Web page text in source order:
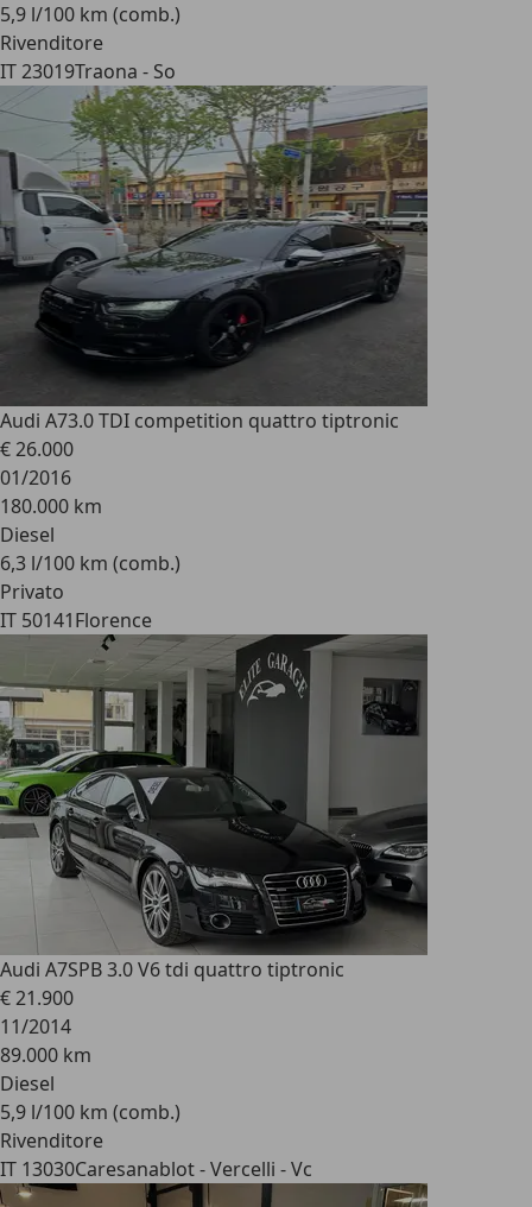
5,9 l/100 km (comb.)
Rivenditore
IT 23019Traona - So
Audi A73.0 TDI competition quattro tiptronic
€ 26.000
01/2016
180.000 km
Diesel
6,3 l/100 km (comb.)
Privato
IT 50141Florence
Audi A7SPB 3.0 V6 tdi quattro tiptronic
€ 21.900
11/2014
89.000 km
Diesel
5,9 l/100 km (comb.)
Rivenditore
IT 13030Caresanablot - Vercelli - Vc